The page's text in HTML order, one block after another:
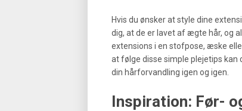
Hvis du ønsker at style dine
dig, at de er lavet af ægte hår, og
extensions i en stofpose, æske
at følge disse simple plejetips kan
din hårforvandling igen og igen.
Inspiration: Før-